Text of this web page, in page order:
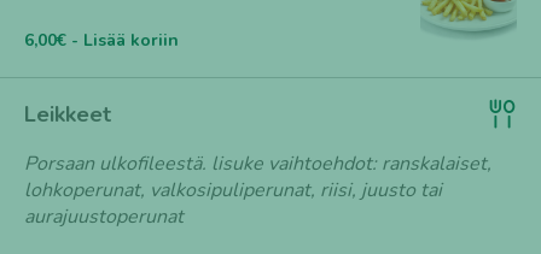
6,00€ - Lisää koriin
Leikkeet
Porsaan ulkofileestä. lisuke vaihtoehdot: ranskalaiset,
lohkoperunat, valkosipuliperunat, riisi, juusto tai
aurajuustoperunat